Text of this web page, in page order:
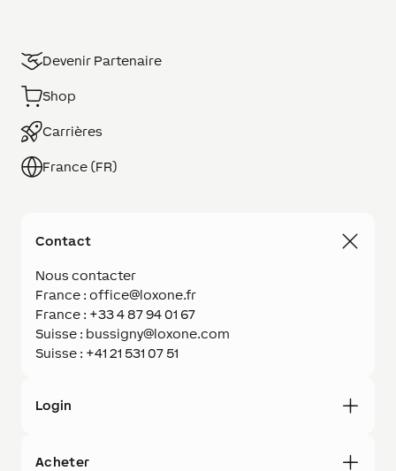
Devenir Partenaire
Shop
Carrières
France (FR)
Contact
Nous contacter
France : office@loxone.fr
France : +33 4 87 94 01 67
Suisse : bussigny@loxone.com
Suisse : +41 21 531 07 51
Login
Acheter